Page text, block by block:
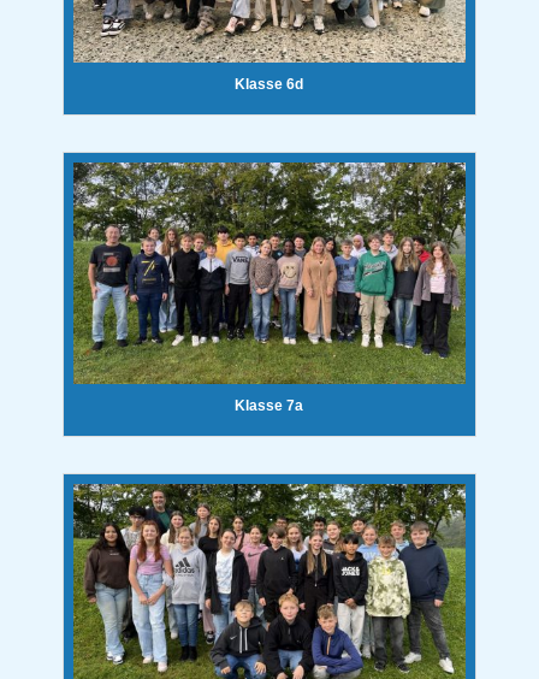
Klasse 6d
Klasse 7a